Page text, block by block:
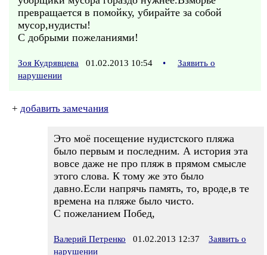
превращается в помойку, убирайте за собой
мусор,нудисты!
С добрыми пожеланиями!
Зоя Кудрявцева 01.02.2013 10:54 •
Заявить о
нарушении
+ добавить замечания
Это моё посещение нудистского пляжа
было первым и последним. А история эта
вовсе даже не про пляж в прямом смысле
этого слова. К тому же это было
давно.Если напрячь память, то, вроде,в те
времена на пляже было чисто.
С пожеланием Побед,
Валерий Петренко 01.02.2013 12:37
Заявить о
нарушении